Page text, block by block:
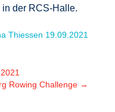
in der RCS-Halle.
Thiessen 19.09.2021
Rowing Challenge →